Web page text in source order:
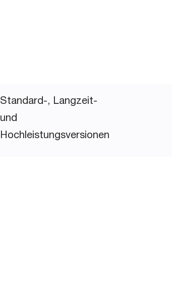
Standard-, Langzeit-
und
Hochleistungsversionen